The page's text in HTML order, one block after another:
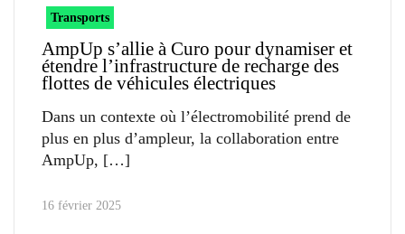
Transports
AmpUp s’allie à Curo pour dynamiser et
étendre l’infrastructure de recharge des
flottes de véhicules électriques
Dans un contexte où l’électromobilité prend de
plus en plus d’ampleur, la collaboration entre
AmpUp,
16 février 2025